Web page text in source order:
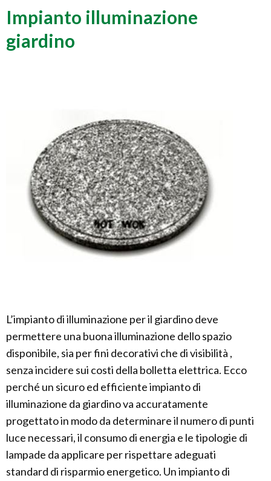
Impianto illuminazione
giardino
L’impianto di illuminazione per il giardino deve
permettere una buona illuminazione dello spazio
disponibile, sia per fini decorativi che di visibilità ,
senza incidere sui costi della bolletta elettrica. Ecco
perché un sicuro ed efficiente impianto di
illuminazione da giardino va accuratamente
progettato in modo da determinare il numero di punti
luce necessari, il consumo di energia e le tipologie di
lampade da applicare per rispettare adeguati
standard di risparmio energetico. Un impianto di